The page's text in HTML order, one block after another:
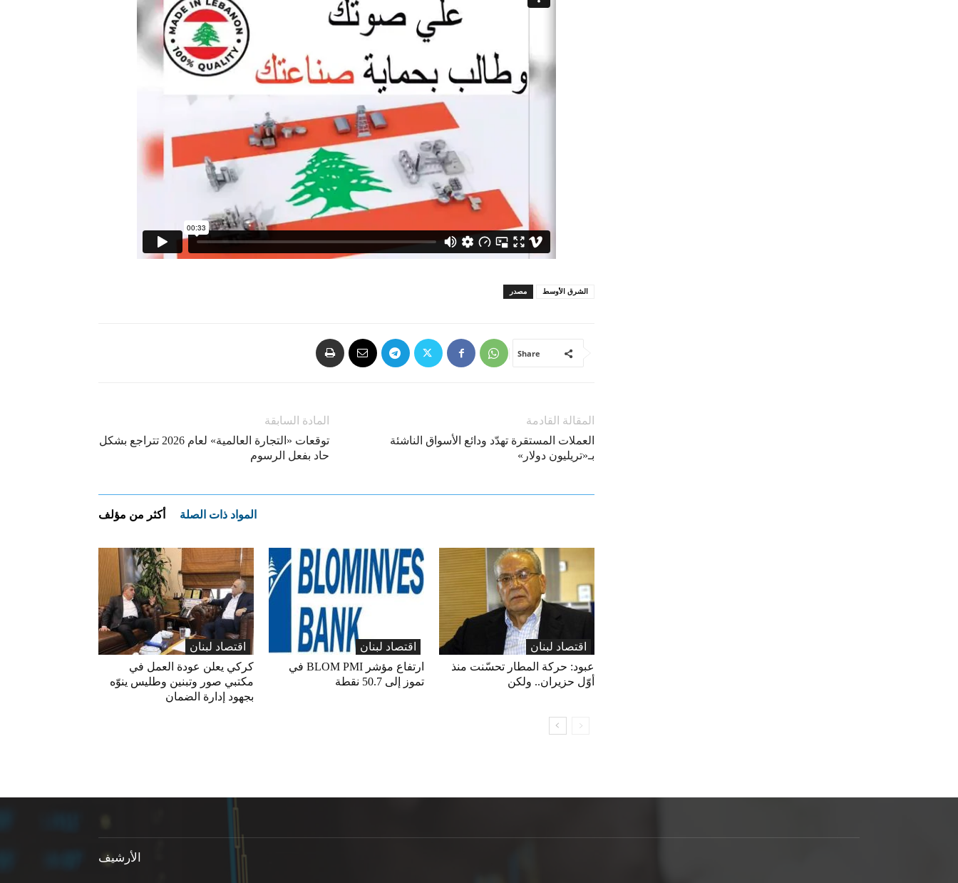
مصدر الشرق الأوسط
Share
المادة السابقة
توقعات «التجارة العالمية» لعام 2026 تتراجع بشكل
حاد بفعل الرسوم
المقالة القادمة
العملات المستقرة تهدّد ودائع الأسواق الناشئة
بـ«تريليون دولار»
المواد ذات الصلة أكثر من مؤلف
اقتصاد لبنان
كركي يعلن عودة العمل في
مكتبي صور وتبنين وطليس ينوّه
بجهود إدارة الضمان
اقتصاد لبنان
ارتفاع مؤشر BLOM PMI في
تموز إلى 50.7 نقطة
اقتصاد لبنان
عبود: حركة المطار تحسّنت منذ
أوّل حزيران.. ولكن
الأرشيف